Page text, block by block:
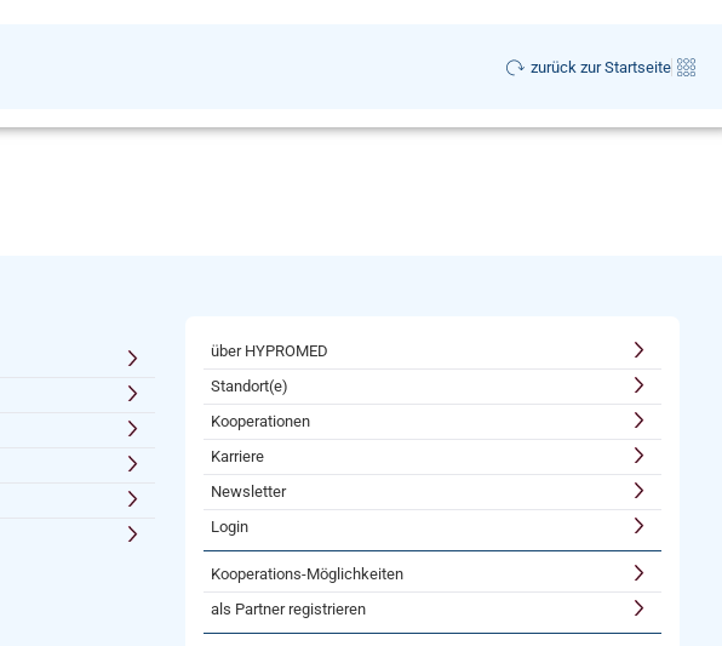
zurück zur Startseite
über HYPROMED
Standort(e)
Kooperationen
Karriere
Newsletter
Login
Kooperations-Möglichkeiten
als Partner registrieren